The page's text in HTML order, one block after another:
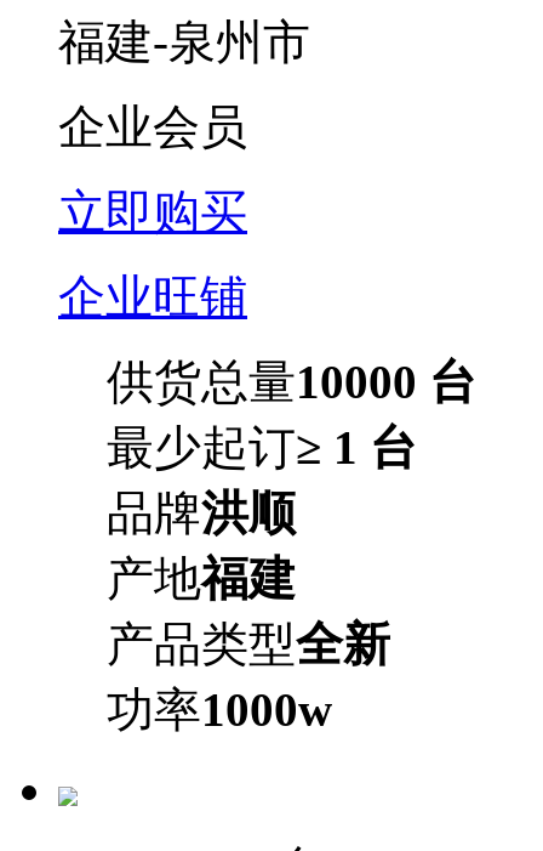
福建-泉州市
企业会员
立即购买
企业旺铺
供货总量10000 台
最少起订≥ 1 台
品牌洪顺
产地福建
产品类型全新
功率1000w